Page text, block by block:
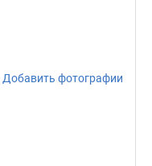
Добавить фотографии